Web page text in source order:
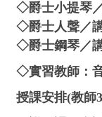
◇爵士小提琴
◇爵士人聲／
◇爵士鋼琴／
◇實習教師：
授課安排(教師